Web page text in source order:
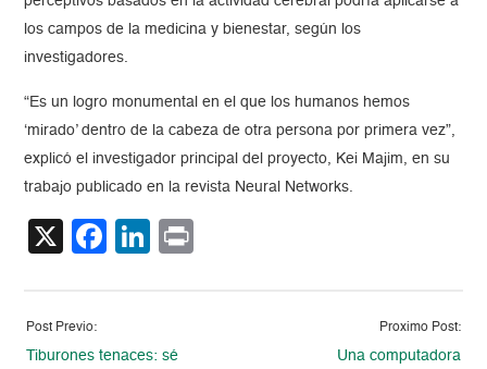
los campos de la medicina y bienestar, según los
investigadores.
“Es un logro monumental en el que los humanos hemos
‘mirado’ dentro de la cabeza de otra persona por primera vez”,
explicó el investigador principal del proyecto, Kei Majim, en su
trabajo publicado en la revista Neural Networks.
X Facebook
LinkedIn
Post Previo:
Tiburones tenaces: sé
Proximo Post:
Una computadora